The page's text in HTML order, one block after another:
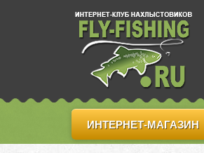
ИНТЕРНЕТ-МАГАЗИН